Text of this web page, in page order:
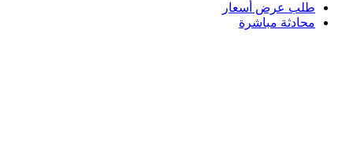
طلب عرض أسعار
محادثة مباشرة